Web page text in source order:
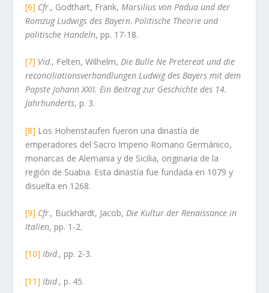
[6] Cfr., Godthart, Frank, Marsilius von Padua und der
Romzug Ludwigs des Bayern. Politische Theorie und
politische Handeln, pp. 17-18.
[7] Vid., Felten, Wilhelm,Die Bulle Ne Pretereat und die
reconciliationsverhandlungen Ludwig des Bayers mit dem
Papste Johann XXII. Ein Beitrag zur Geschichte des 14.
Jahrhunderts, p. 3.
[8] Los Hohenstaufen fueron una dinastía de
emperadores del Sacro Imperio Romano Germánico,
monarcas de Alemania y de Sicilia, originaria de la
región de Suabia. Esta dinastía fue fundada en 1079 y
disuelta en 1268.
[9] Cfr., Buckhardt, Jacob,Die Kultur der Renaissance in
Italien, pp. 1-2.
[10] Ibid., pp. 2-3.
[11] Ibid., p. 45.